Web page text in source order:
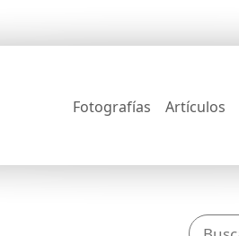
Fotografías Artículos